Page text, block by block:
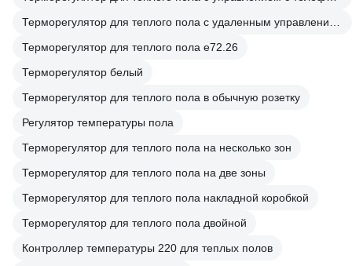
Терморегулятор для теплого пола е72.26
Терморегулятор белый
Терморегулятор для теплого пола в обычную розетку
Регулятор температуры пола
Терморегулятор для теплого пола на несколько зон
Терморегулятор для теплого пола на две зоны
Терморегулятор для теплого пола накладной коробкой
Терморегулятор для теплого пола двойной
Контроллер температуры 220 для теплых полов